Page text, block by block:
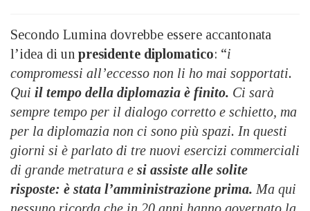
Secondo Lumina dovrebbe essere accantonata
l’idea di un presidente diplomatico: “i
compromessi all’eccesso non li ho mai sopportati.
Qui il tempo della diplomazia è finito. Ci sarà
sempre tempo per il dialogo corretto e schietto, ma
per la diplomazia non ci sono più spazi. In questi
giorni si è parlato di tre nuovi esercizi commerciali
di grande metratura e si assiste alle solite
risposte: è stata l’amministrazione prima. Ma qui